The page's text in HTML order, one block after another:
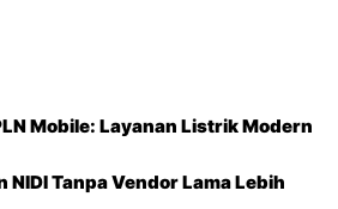
Mobile: Layanan Listrik Modern
Tanpa Vendor Lama Lebih